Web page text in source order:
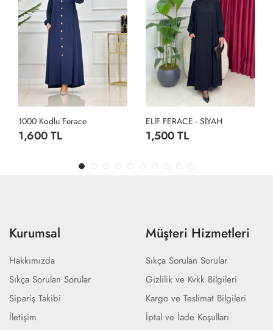
1000 Kodlu Ferace
1,600 TL
ELİF FERACE - SİYAH
1,500 TL
Kurumsal
Hakkımızda
Sıkça Sorulan Sorular
Sipariş Takibi
İletişim
Müşteri Hizmetleri
Sıkça Sorulan Sorular
Gizlilik ve Kvkk Bilgileri
Kargo ve Teslimat Bilgileri
İptal ve İade Koşulları